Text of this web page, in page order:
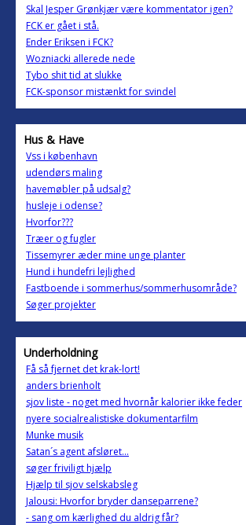
Skal Jesper Grønkjær være kommentator igen?
FCK er gået i stå.
Ender Eriksen i FCK?
Wozniacki allerede nede
Tybo shit tid at slukke
FCK-sponsor mistænkt for svindel
Hus & Have
Vss i københavn
udendørs maling
havemøbler på udsalg?
husleje i odense?
Hvorfor???
Træer og fugler
Tissemyrer æder mine unge planter
Hund i hundefri lejlighed
Fastboende i sommerhus/sommerhusområde?
Søger projekter
Underholdning
Få så fjernet det krak-lort!
anders brienholt
sjov liste - noget med hvornår kalorier ikke feder
nyere socialrealistiske dokumentarfilm
Munke musik
Satan´s agent afsløret...
søger friviligt hjælp
Hjælp til sjov selskabsleg
Jalousi: Hvorfor bryder danseparrene?
- sang om kærlighed du aldrig får?